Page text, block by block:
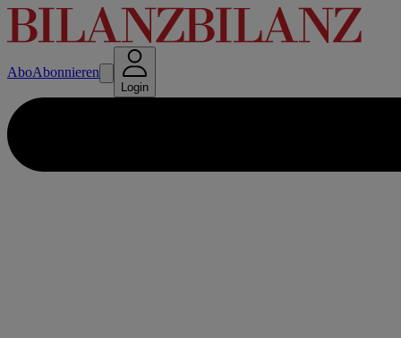
AboAbonnieren
Login